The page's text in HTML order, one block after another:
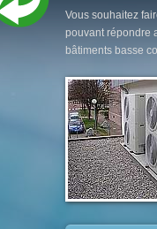
Vous souhaitez
pouvant répondre
bâtiments basse